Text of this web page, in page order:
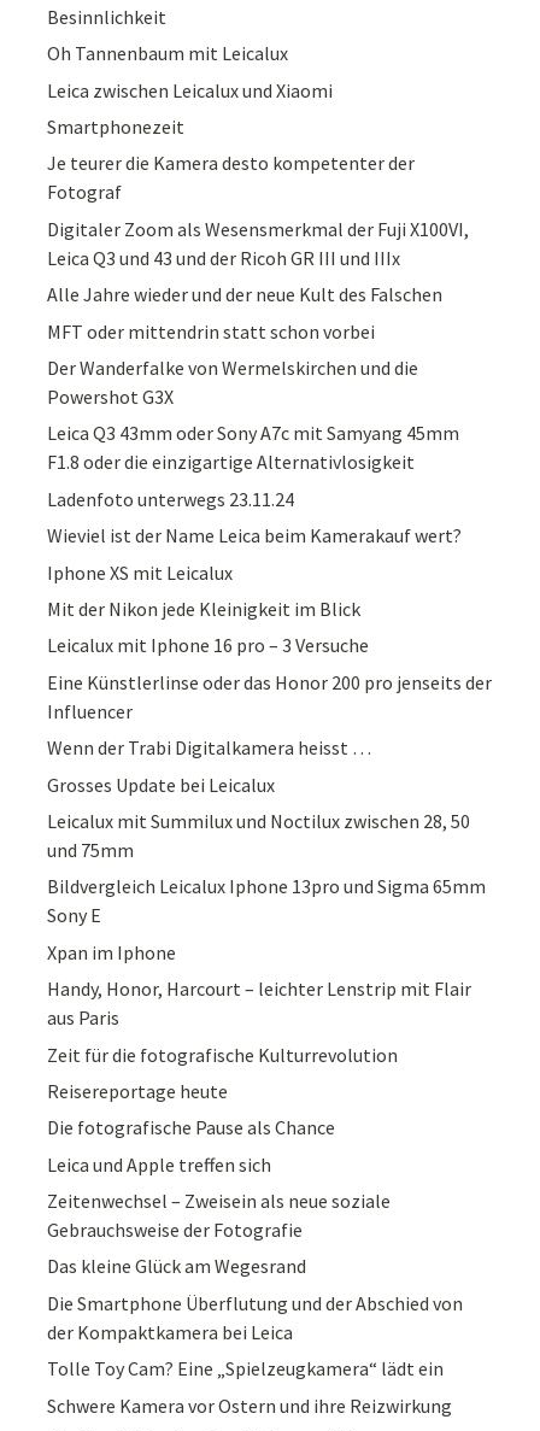
Besinnlichkeit
Oh Tannenbaum mit Leicalux
Leica zwischen Leicalux und Xiaomi
Smartphonezeit
Je teurer die Kamera desto kompetenter der
Fotograf
Digitaler Zoom als Wesensmerkmal der Fuji X100VI,
Leica Q3 und 43 und der Ricoh GR III und IIIx
Alle Jahre wieder und der neue Kult des Falschen
MFT oder mittendrin statt schon vorbei
Der Wanderfalke von Wermelskirchen und die
Powershot G3X
Leica Q3 43mm oder Sony A7c mit Samyang 45mm
F1.8 oder die einzigartige Alternativlosigkeit
Ladenfoto unterwegs 23.11.24
Wieviel ist der Name Leica beim Kamerakauf wert?
Iphone XS mit Leicalux
Mit der Nikon jede Kleinigkeit im Blick
Leicalux mit Iphone 16 pro – 3 Versuche
Eine Künstlerlinse oder das Honor 200 pro jenseits der
Influencer
Wenn der Trabi Digitalkamera heisst …
Grosses Update bei Leicalux
Leicalux mit Summilux und Noctilux zwischen 28, 50
und 75mm
Bildvergleich Leicalux Iphone 13pro und Sigma 65mm
Sony E
Xpan im Iphone
Handy, Honor, Harcourt – leichter Lenstrip mit Flair
aus Paris
Zeit für die fotografische Kulturrevolution
Reisereportage heute
Die fotografische Pause als Chance
Leica und Apple treffen sich
Zeitenwechsel – Zweisein als neue soziale
Gebrauchsweise der Fotografie
Das kleine Glück am Wegesrand
Die Smartphone Überflutung und der Abschied von
der Kompaktkamera bei Leica
Tolle Toy Cam? Eine „Spielzeugkamera“ lädt ein
Schwere Kamera vor Ostern und ihre Reizwirkung